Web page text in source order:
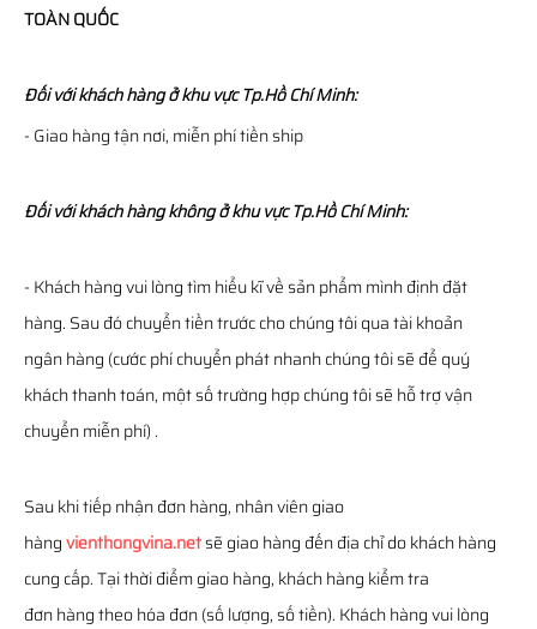
TOÀN QUỐC
Đối với khách hàng ở khu vực Tp.Hồ Chí Minh:
- Giao hàng tận nơi, miễn phí tiền ship
Đối với khách hàng không ở khu vực Tp.Hồ Chí Minh:
- Khách hàng vui lòng tìm hiểu kĩ về sản phẩm mình định đặt
hàng. Sau đó chuyển tiền trước cho chúng tôi qua tài khoản
ngân hàng (cước phí chuyển phát nhanh chúng tôi sẽ để quý
khách thanh toán, một số trường hợp chúng tôi sẽ hỗ trợ vận
chuyển miễn phí) .
Sau khi tiếp nhận đơn hàng, nhân viên giao
hàngvienthongvina.netsẽ giao hàng đến địa chỉ do khách hàng
cung cấp. Tại thời điểm giao hàng, khách hàng kiểm tra
đơn hàng theo hóa đơn (số lượng, số tiền). Khách hàng vui lòng